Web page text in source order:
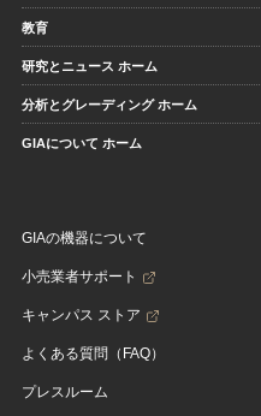
教育
研究とニュース ホーム
分析とグレーディング ホーム
GIAについて ホーム
GIAの機器について
小売業者サポート
キャンパス ストア
よくある質問（FAQ）
プレスルーム